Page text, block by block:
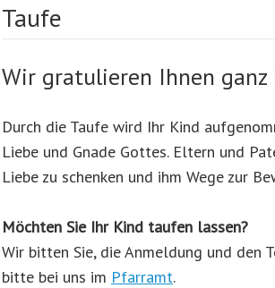
Taufe
Wir gratulieren Ihnen
Durch die Taufe wird Ihr Kind
Liebe und Gnade Gottes. Eltern und
Liebe zu schenken und ihm Wege zur
Möchten Sie Ihr Kind taufen lassen?
Wir bitten Sie, die Anmeldung und den
bitte bei uns im Pfarramt.